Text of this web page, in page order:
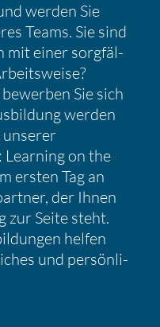
werden Sie
Teams. Sie sind
mit einer sorgfäl­
Sie sich
werden
unserer
Learning on the
ersten Tag an
der Ihnen
zur Seite steht.
helfen
und persön­li­